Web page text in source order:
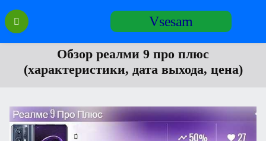
Перейти
содержанию
Vsesam
Обзор реалми 9 про плюс
(характеристики, дата выхода, цена)